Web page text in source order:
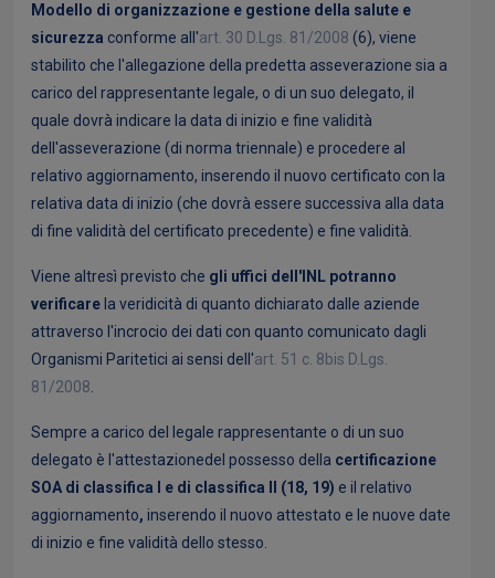
Modello di organizzazione e gestione della salute e
sicurezza conforme all'art. 30 D.Lgs. 81/2008 (6), viene
stabilito che l'allegazione della predetta asseverazione sia a
carico del rappresentante legale, o di un suo delegato, il
quale dovrà indicare la data di inizio e fine validità
dell'asseverazione (di norma triennale) e procedere al
relativo aggiornamento, inserendo il nuovo certificato con la
relativa data di inizio (che dovrà essere successiva alla data
di fine validità del certificato precedente) e fine validità.
Viene altresì previsto che gli uffici dell'INL potranno
verificare la veridicità di quanto dichiarato dalle aziende
attraverso l'incrocio dei dati con quanto comunicato dagli
Organismi Paritetici ai sensi dell'art. 51 c. 8bis D.Lgs.
81/2008
Sempre a carico del legale rappresentante o di un suo
delegato è l'attestazionedel possesso della certificazione
SOA di classifica I e di classifica II (18, 19) e il relativo
aggiornamento, inserendo il nuovo attestato e le nuove date
di inizio e fine validità dello stesso.